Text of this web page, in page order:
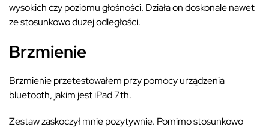
wysokich czy poziomu głośności. Działa on doskonale nawet
ze stosunkowo dużej odległości.
Brzmienie
Brzmienie przetestowałem przy pomocy urządzenia
bluetooth, jakim jest iPad 7th.
Zestaw zaskoczył mnie pozytywnie. Pomimo stosunkowo